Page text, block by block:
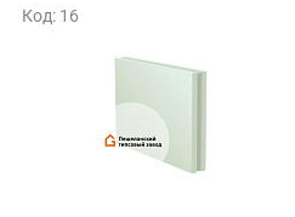
Код: 16